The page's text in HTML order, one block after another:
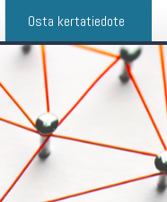
Osta kertatiedote